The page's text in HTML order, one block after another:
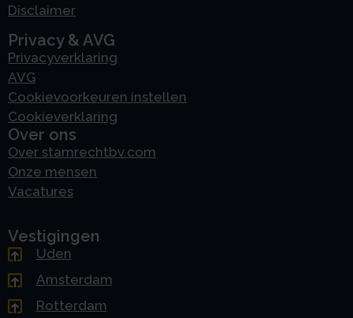
Disclaimer
Privacy & AVG
Privacyverklaring
AVG
Cookievoorkeuren instellen
Cookieverklaring
Over ons
Over stamrechtbv.com
Onze mensen
Vacatures
Vestigingen
Uden
Amsterdam
Rotterdam